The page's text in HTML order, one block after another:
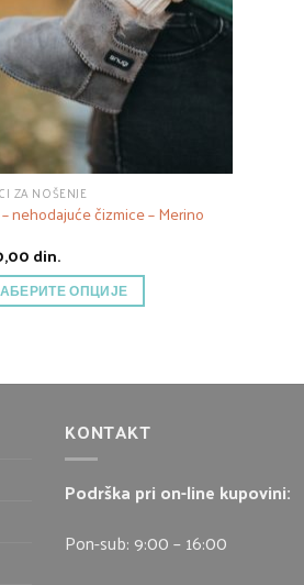
ZA NOŠENJE
nehodajuće čizmice – Merino
din.
ОПЦИЈЕ
KONTAKT
Podrška pri on-line kupovini:
Pon-sub: 9:00 – 16:00